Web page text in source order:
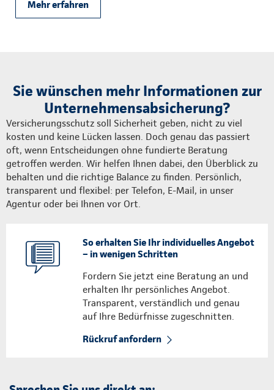
Mehr erfahren
Sie wünschen mehr Informationen zur
Unternehmensabsicherung?
Versicherungsschutz soll Sicherheit geben, nicht zu viel
kosten und keine Lücken lassen. Doch genau das passiert
oft, wenn Entscheidungen ohne fundierte Beratung
getroffen werden. Wir helfen Ihnen dabei, den Überblick zu
behalten und die richtige Balance zu finden. Persönlich,
transparent und flexibel: per Telefon, E-Mail, in unser
Agentur oder bei Ihnen vor Ort.
So erhalten Sie Ihr individuelles Angebot
– in wenigen Schritten
Fordern Sie jetzt eine Beratung an und
erhalten Ihr persönliches Angebot.
Transparent, verständlich und genau
auf Ihre Bedürfnisse zugeschnitten.
Rückruf anfordern